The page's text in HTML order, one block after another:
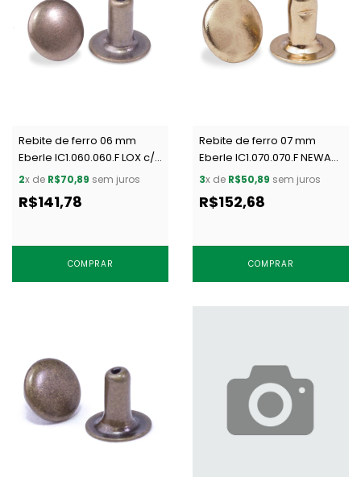
Rebite de ferro 06 mm
Eberle IC1.060.060.F LOX c/
1000 un
2x de R$70,89 sem juros
R$141,78
COMPRAR
Rebite de ferro 07 mm
Eberle IC1.070.070.F NEWAU
c/ 1000 un
3x de R$50,89 sem juros
R$152,68
COMPRAR